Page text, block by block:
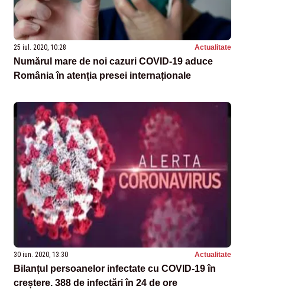
25 iul. 2020, 10:28 Actualitate
Numărul mare de noi cazuri COVID-19 aduce
România în atenția presei internaționale
30 iun. 2020, 13:30 Actualitate
Bilanțul persoanelor infectate cu COVID-19 în
creștere. 388 de infectări în 24 de ore